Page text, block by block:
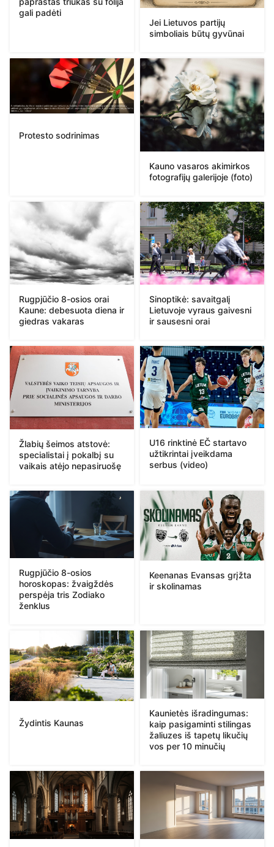
gali padėti
Jei Lietuvos partijų
simboliais būtų gyvūnai
Protesto sodrinimas
Kauno vasaros akimirkos
fotografijų galerijoje (foto)
Rugpjūčio 8-osios orai
Kaune: debesuota diena ir
giedras vakaras
Sinoptikė: savaitgalį
Lietuvoje vyraus gaivesni
ir sausesni orai
Žlabių šeimos atstovė:
specialistai į pokalbį su
vaikais atėjo nepasiruošę
U16 rinktinė EČ startavo
užtikrintai įveikdama
serbus (video)
Rugpjūčio 8-osios
horoskopas: žvaigždės
perspėja tris Zodiako
ženklus
Keenanas Evansas grįžta
ir skolinamas
Žydintis Kaunas
Kaunietės išradingumas:
kaip pasigaminti stilingas
žaliuzes iš tapetų likučių
vos per 10 minučių